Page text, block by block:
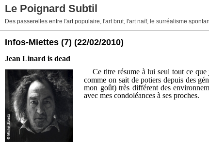
Le Poignard Subtil
Des passerelles entre l'art populaire, l'art brut, l'art naïf, le surréalisme
Infos-Miettes (7) (22/02/2010)
Jean Linard is dead
Ce titre résume à lui seul tout ce
comme on sait de potiers depuis des
mon goût) très différent des
avec mes condoléances à ses proches.